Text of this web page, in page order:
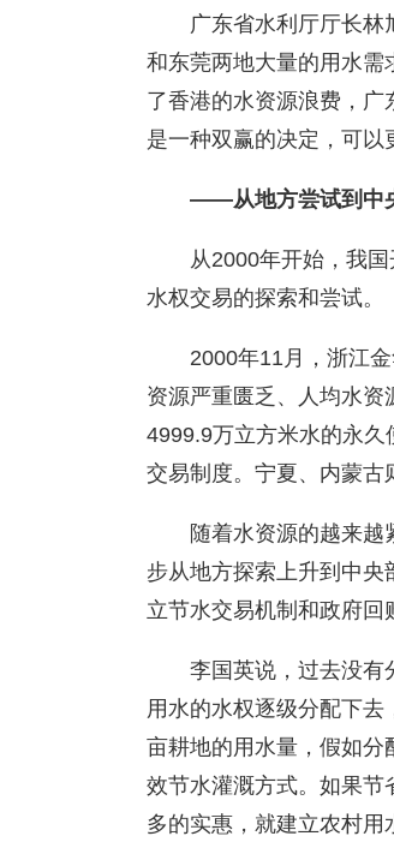
广东省水利厅厅长林
和东莞两地大量的用水需
了香港的水资源浪费，
是一种双赢的决定，可以
——从地方尝试到中
从2000年开始，我
水权交易的探索和尝试。
2000年11月，浙江
资源严重匮乏、人均水
4999.9万立方米水的永
交易制度。宁夏、内蒙
随着水资源的越来
步从地方探索上升到中央
立节水交易机制和政府回
李国英说，过去没有
用水的水权逐级分配下
亩耕地的用水量，假如分
效节水灌溉方式。如果节
多的实惠，就建立农村用